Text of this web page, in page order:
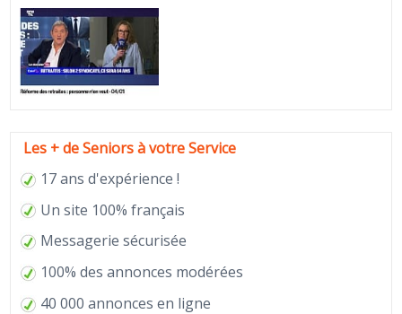
Les + de Seniors à votre Service
17 ans d'expérience !
Un site 100% français
Messagerie sécurisée
100% des annonces modérées
40 000 annonces en ligne